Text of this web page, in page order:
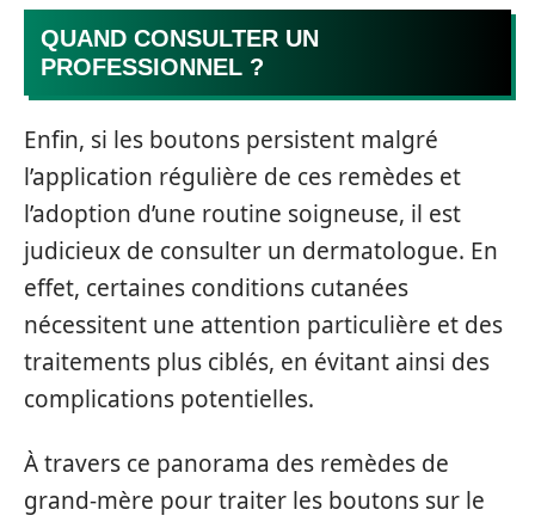
QUAND CONSULTER UN
PROFESSIONNEL ?
Enfin, si les boutons persistent malgré
l’application régulière de ces remèdes et
l’adoption d’une routine soigneuse, il est
judicieux de consulter un dermatologue. En
effet, certaines conditions cutanées
nécessitent une attention particulière et des
traitements plus ciblés, en évitant ainsi des
complications potentielles.
À travers ce panorama des remèdes de
grand-mère pour traiter les boutons sur le